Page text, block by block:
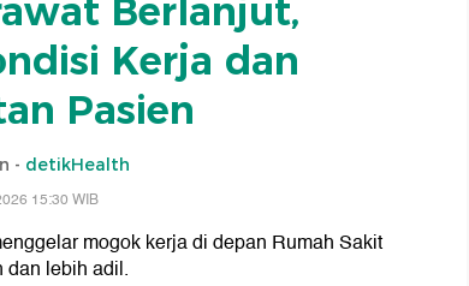
Berlanjut,
Kerja dan
Pasien
- detikHealth
15:30 WIB
mogok kerja di depan Rumah Sakit
dan lebih adil.